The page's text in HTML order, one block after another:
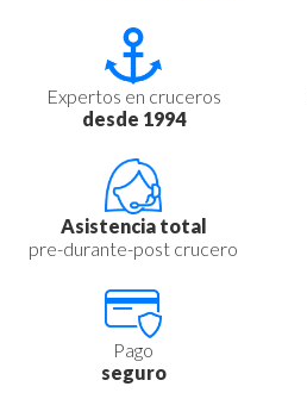
Expertos en cruceros
desde 1994
Asistencia total
pre-durante-post crucero
Pago
seguro